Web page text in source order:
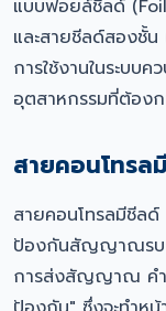
แบบฟอยล์ชีลด์
และสายชีลด์สองชั้
การใช้งานในระบบ
อุตสาหกรรมที่ต้อง
สายคอนโทรล
สายคอนโทรลมีชีล
ป้องกันสัญญาณรบก
การส่งสัญญาณ คำ